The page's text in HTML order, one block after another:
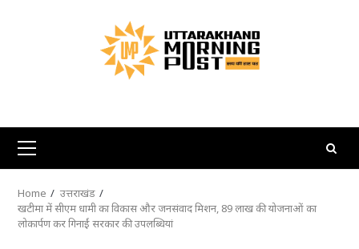
Primary
Menu
Home
उत्तराखंड
खटीमा में सीएम धामी का विकास और जनसंवाद मिशन, 89 लाख की योजनाओं का
लोकार्पण कर गिनाईं सरकार की उपलब्धियां